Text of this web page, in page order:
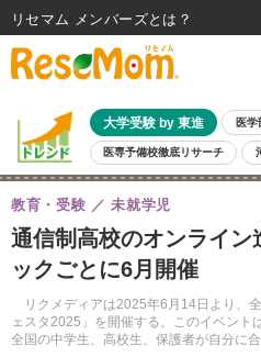
大学受験 by 東進 医学
医専予備校徹底リサーチ
親子で考える大学選び 高校受験 中
共通テスト 夏休み
8月開催イベント・WS 全国公立高校 過去
自由研究教材（小学生向け） 自由研究教
通信制高校のオンライン
ックごとに6月開催
リクメディアは2025年6月14日より、
ェスタ2025」を開催する。このイベント
全国の中学生、高校生、保護者が自分に
教育・受験 未就学児
リセマム メンバーズ